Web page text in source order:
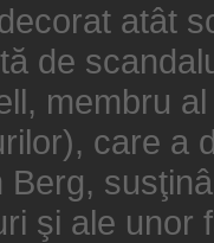
atât
de
membru
care a
Berg,
şi ale unor